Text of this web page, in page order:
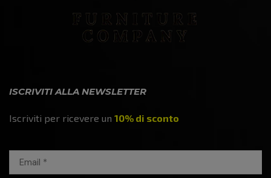
ISCRIVITI ALLA NEWSLETTER
Iscriviti per ricevere un 10% di sconto